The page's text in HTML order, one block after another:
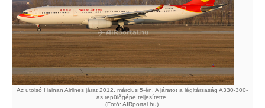
Az utolsó Hainan Airlines járat 2012. március 5-én. A járatot a légitársaság A330-300-
as repülőgépe teljesítette.
(Fotó: AIRportal.hu)